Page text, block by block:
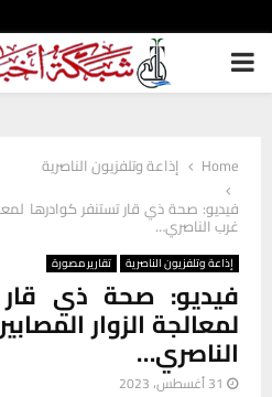
PRIMARY
Home
إذاعة وتلفزيون الناصرية
فيديو: صحة ذي قار تستنفر كوادرها
غرب الناصري…
إذاعة وتلفزيون الناصرية تقارير مصورة
فيديو: صحة ذي قار
لمعالجة الزوار
الناصري…
31 أغسطس، 2023